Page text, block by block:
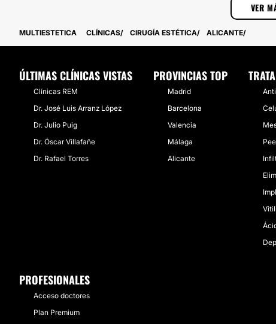
VER
MULTIESTETICA CLÍNICAS CIRUGÍA ESTÉTICA ALICANTE
ÚLTIMAS CLÍNICAS VISTAS
Clínicas REM
Dr. José Luis Arranz López
Dr. Julio Puig
Dr. Óscar Villafañe
Dr. Rafael Torres
PROVINCIAS TOP
Madrid
Barcelona
Valencia
Málaga
Alicante
PROFESIONALES
Acceso doctores
Plan Premium